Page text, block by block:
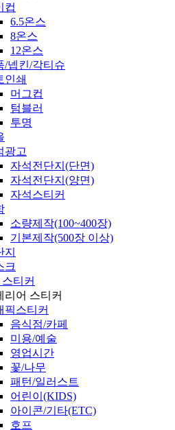
컵
6.5온스
8온스
12온스
/넵킨/각티슈
인쇄
머그컵
텀블러
투명
광고
자석전단지(단면)
자석전단지(양면)
자석스티커
소량제작(100~400장)
기본제작(500장 이상)
지
크
티커
리어 스티커
픽스티커
음식점/카페
미용/예술
영업시간
꽃/나무
패턴/일러스트
어린이(KIDS)
아이콘/기타(ETC)
호프